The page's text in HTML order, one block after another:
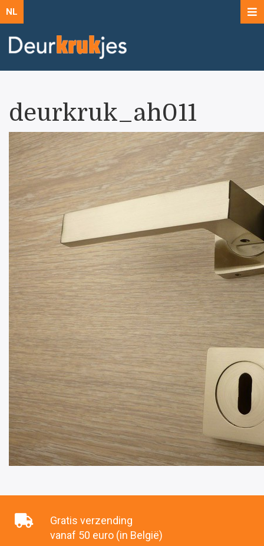
NL
deurkruk_ah011
Gratis verzending
vanaf 50 euro (in België)